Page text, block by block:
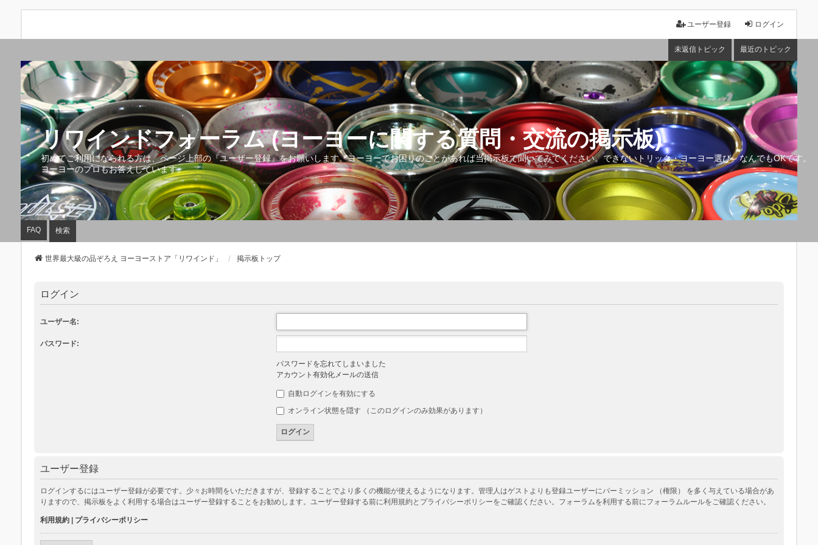
ログイン
ユーザー登録
未返信トピック 最近のトピック
リワインドフォーラム (ヨーヨーに関する質問・交流の掲示板)
初めてご利用になられる方は、ページ上部の『ユーザー登録』をお願いします。ヨーヨーでお困りのことがあれば当掲示板で聞いてみてください。できないトリック・ヨーヨー選び、なんでもOKです。
ヨーヨーのプロもお答えしています。
FAQ 検索
世界最大級の品ぞろえ ヨーヨーストア「リワインド」 掲示板トップ
ログイン
ユーザー名:
パスワード:
パスワードを忘れてしまいました
アカウント有効化メールの送信
自動ログインを有効にする
オンライン状態を隠す （このログインのみ効果があります）
ユーザー登録
ログインするにはユーザー登録が必要です。少々お時間をいただきますが、登録することでより多くの機能が使えるようになります。管理人はゲストよりも登録ユーザーにパーミッション （権限） を多く与えている場合があ
りますので、掲示板をよく利用する場合はユーザー登録することをお勧めします。ユーザー登録する前に利用規約とプライバシーポリシーをご確認ください。フォーラムを利用する前にフォーラムルールをご確認ください。
利用規約| プライバシーポリシー